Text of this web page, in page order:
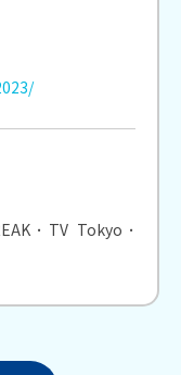
･TV Tokyo･